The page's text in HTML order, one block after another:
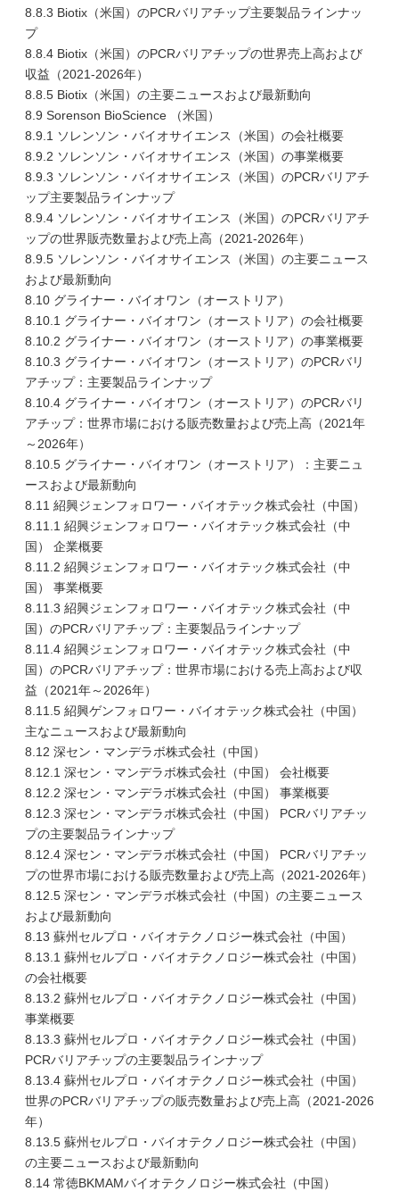
8.8.3 Biotix（米国）のPCRバリアチップ主要製品ラインナッ
プ
8.8.4 Biotix（米国）のPCRバリアチップの世界売上高および
収益（2021-2026年）
8.8.5 Biotix（米国）の主要ニュースおよび最新動向
8.9 Sorenson BioScience （米国）
8.9.1 ソレンソン・バイオサイエンス（米国）の会社概要
8.9.2 ソレンソン・バイオサイエンス（米国）の事業概要
8.9.3 ソレンソン・バイオサイエンス（米国）のPCRバリアチ
ップ主要製品ラインナップ
8.9.4 ソレンソン・バイオサイエンス（米国）のPCRバリアチ
ップの世界販売数量および売上高（2021-2026年）
8.9.5 ソレンソン・バイオサイエンス（米国）の主要ニュース
および最新動向
8.10 グライナー・バイオワン（オーストリア）
8.10.1 グライナー・バイオワン（オーストリア）の会社概要
8.10.2 グライナー・バイオワン（オーストリア）の事業概要
8.10.3 グライナー・バイオワン（オーストリア）のPCRバリ
アチップ：主要製品ラインナップ
8.10.4 グライナー・バイオワン（オーストリア）のPCRバリ
アチップ：世界市場における販売数量および売上高（2021年
～2026年）
8.10.5 グライナー・バイオワン（オーストリア）：主要ニュ
ースおよび最新動向
8.11 紹興ジェンフォロワー・バイオテック株式会社（中国）
8.11.1 紹興ジェンフォロワー・バイオテック株式会社（中
国） 企業概要
8.11.2 紹興ジェンフォロワー・バイオテック株式会社（中
国） 事業概要
8.11.3 紹興ジェンフォロワー・バイオテック株式会社（中
国）のPCRバリアチップ：主要製品ラインナップ
8.11.4 紹興ジェンフォロワー・バイオテック株式会社（中
国）のPCRバリアチップ：世界市場における売上高および収
益（2021年～2026年）
8.11.5 紹興ゲンフォロワー・バイオテック株式会社（中国）
主なニュースおよび最新動向
8.12 深セン・マンデラボ株式会社（中国）
8.12.1 深セン・マンデラボ株式会社（中国） 会社概要
8.12.2 深セン・マンデラボ株式会社（中国） 事業概要
8.12.3 深セン・マンデラボ株式会社（中国） PCRバリアチッ
プの主要製品ラインナップ
8.12.4 深セン・マンデラボ株式会社（中国） PCRバリアチッ
プの世界市場における販売数量および売上高（2021-2026年）
8.12.5 深セン・マンデラボ株式会社（中国）の主要ニュース
および最新動向
8.13 蘇州セルプロ・バイオテクノロジー株式会社（中国）
8.13.1 蘇州セルプロ・バイオテクノロジー株式会社（中国）
の会社概要
8.13.2 蘇州セルプロ・バイオテクノロジー株式会社（中国）
事業概要
8.13.3 蘇州セルプロ・バイオテクノロジー株式会社（中国）
PCRバリアチップの主要製品ラインナップ
8.13.4 蘇州セルプロ・バイオテクノロジー株式会社（中国）
世界のPCRバリアチップの販売数量および売上高（2021-2026
年）
8.13.5 蘇州セルプロ・バイオテクノロジー株式会社（中国）
の主要ニュースおよび最新動向
8.14 常徳BKMAMバイオテクノロジー株式会社（中国）